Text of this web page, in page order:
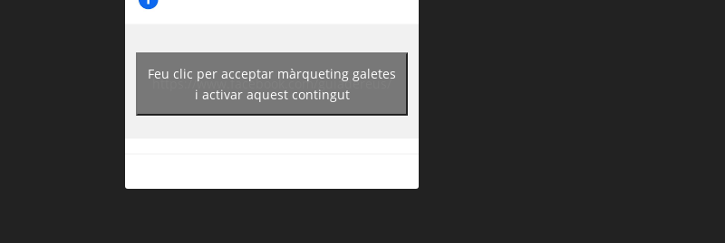
https://www.facebook.com/guiadereus/
Feu clic per acceptar màrqueting galetes
i activar aquest contingut